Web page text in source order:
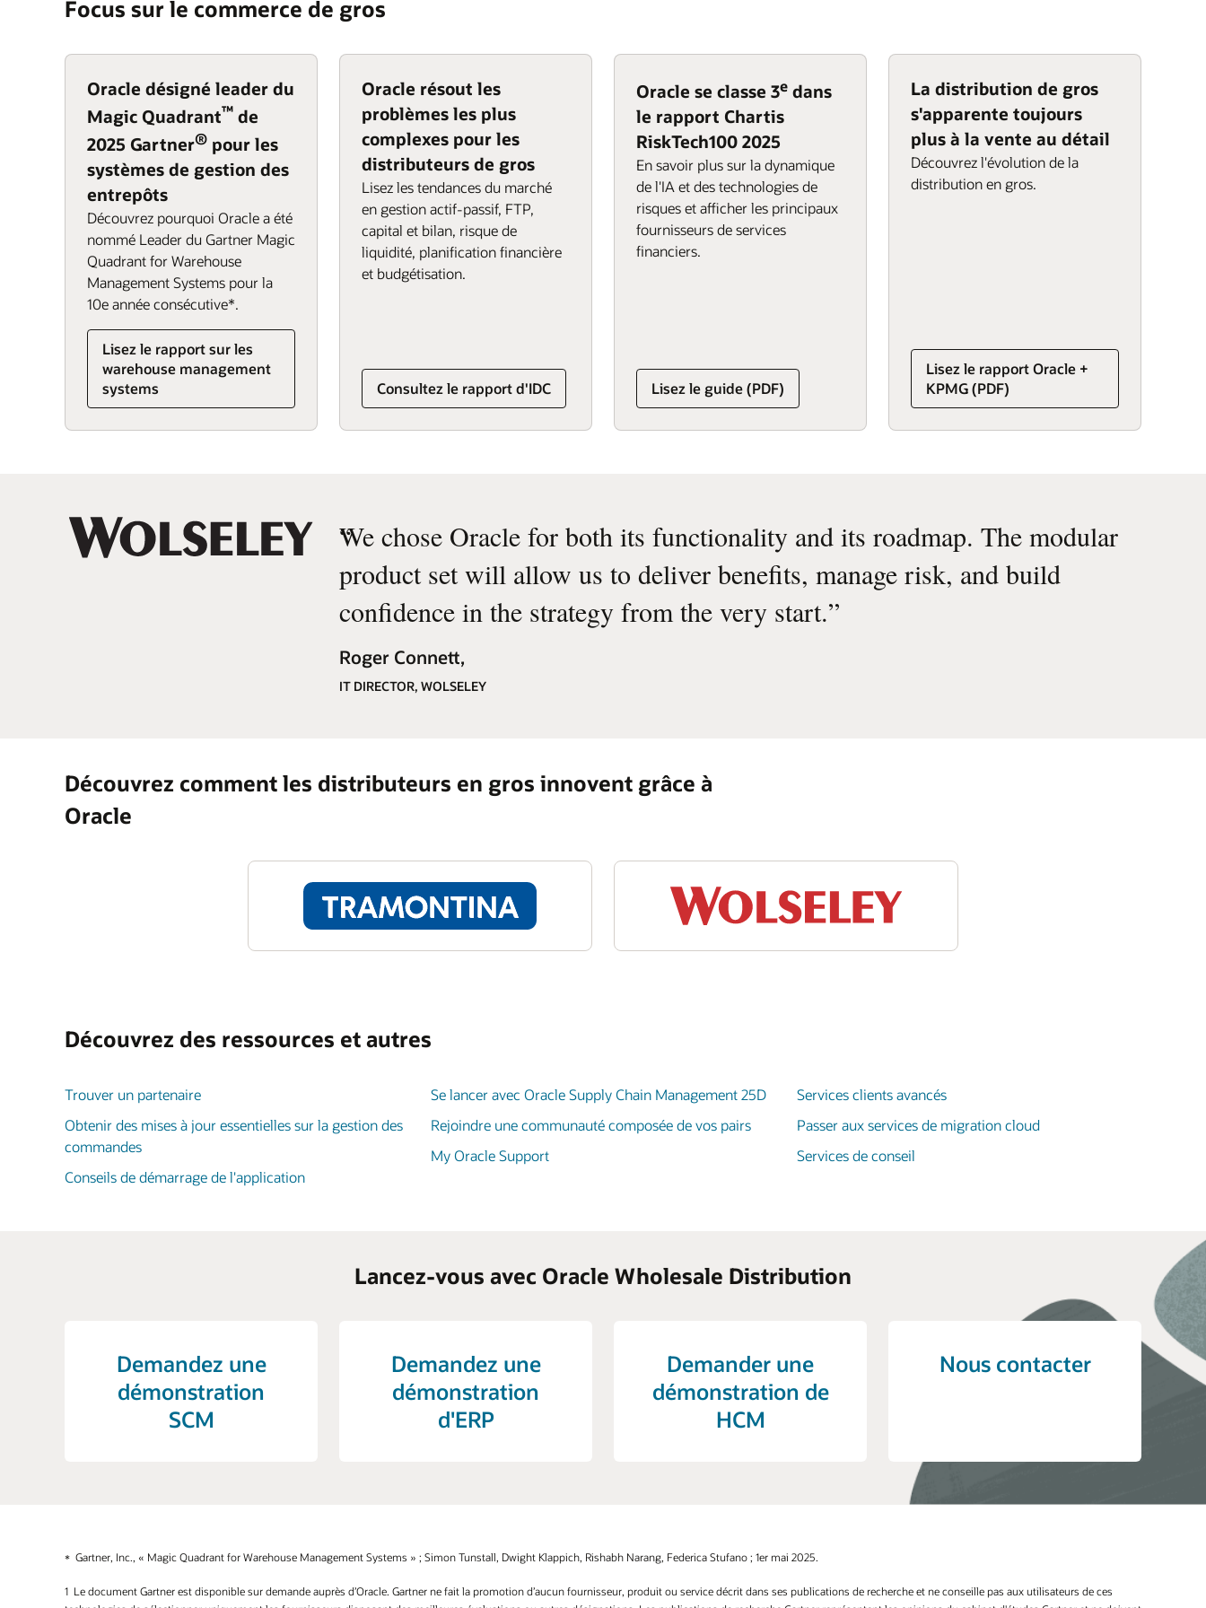
ERP
Ventes
d'opérations tout en réduisant la durée du cycle de la commande au
EPM
Channel Revenue Management
Oracle Financials
Logistique
Planification connectée
Oracle Fusion Analytics
préparation, emballage et envoi pour satisfaire leurs clients. Les acheteurs
commande et une livraison parfaites, directement chez eux, sur plusieurs
connectées basées sur l'analyse et l'IA pour réaliser des livraisons parfaites
et augmenter la satisfaction client.
Oracle Warehouse Management
Oracle Transportation Management
Order management (PDF)
Oracle Inventory Management
répondre à la distribution automatisée d'aujourd'hui. Une plateforme
recrutement et la rétention tout en optimisant la planification des effectifs.
HCM
Services financiers et RH
SCM et RH
Focus sur le commerce de gros
Oracle désigné leader du
Magic Quadrant™ de
2025 Gartner® pour les
systèmes de gestion des
entrepôts
Découvrez pourquoi Oracle a été
nommé Leader du Gartner Magic
Quadrant for Warehouse
Management Systems pour la
10e année consécutive*.
Lisez le rapport sur les
warehouse management
systems
Oracle résout les
problèmes les plus
complexes pour les
distributeurs de gros
Lisez les tendances du marché
en gestion actif-passif, FTP,
capital et bilan, risque de
liquidité, planification financière
et budgétisation.
Consultez le rapport d'IDC
Oracle se classe 3e dans
le rapport Chartis
RiskTech100 2025
En savoir plus sur la dynamique
de l'IA et des technologies de
risques et afficher les principaux
fournisseurs de services
financiers.
Lisez le guide (PDF)
La distribution de gros
s'apparente toujours
plus à la vente au détail
Découvrez l'évolution de la
distribution en gros.
Lisez le rapport Oracle +
KPMG (PDF)
“
We chose Oracle for both its functionality and its roadmap. The modular
product set will allow us to deliver benefits, manage risk, and build
confidence in the strategy from the very start.”
Roger Connett,
IT DIRECTOR, WOLSELEY
Découvrez comment les distributeurs en gros innovent grâce à
Oracle
Découvrez des ressources et autres
Trouver un partenaire
Obtenir des mises à jour essentielles sur la gestion des
commandes
Conseils de démarrage de l'application
Se lancer avec Oracle Supply Chain Management 25D
Rejoindre une communauté composée de vos pairs
My Oracle Support
Services clients avancés
Passer aux services de migration cloud
Services de conseil
Lancez-vous avec Oracle Wholesale Distribution
Demandez une
démonstration
SCM
Demandez une
démonstration
d'ERP
Demander une
démonstration de
HCM
Nous contacter
Gartner, Inc., « Magic Quadrant for Warehouse Management Systems » ; Simon Tunstall, Dwight Klappich, Rishabh Narang, Federica Stufano ; 1er mai 2025.
Le document Gartner est disponible sur demande auprès d’Oracle. Gartner ne fait la promotion d’aucun fournisseur, produit ou service décrit dans ses publications de recherche et ne conseille pas aux utilisateurs de ces